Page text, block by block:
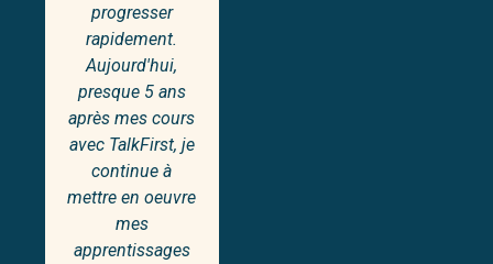
progresser
rapidement.
Aujourd'hui,
presque 5 ans
après mes cours
avec TalkFirst, je
continue à
mettre en oeuvre
mes
apprentissages